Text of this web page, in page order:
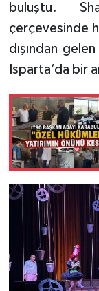
buluştu.
çerçevesinde
dışından
Isparta’da bir